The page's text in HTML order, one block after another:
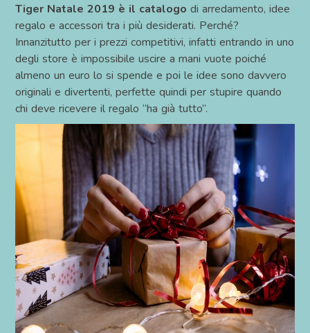
Tiger Natale 2019 è il catalogo di arredamento, idee
regalo e accessori tra i più desiderati. Perché?
Innanzitutto per i prezzi competitivi, infatti entrando in uno
degli store è impossibile uscire a mani vuote poiché
almeno un euro lo si spende e poi le idee sono davvero
originali e divertenti, perfette quindi per stupire quando
chi deve ricevere il regalo “ha già tutto”.